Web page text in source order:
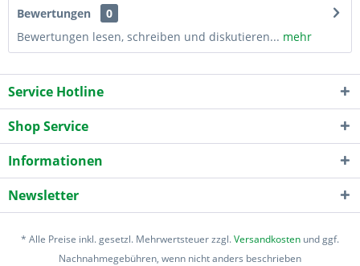
Bewertungen
0
Bewertungen lesen, schreiben und diskutieren... mehr
Service Hotline
Shop Service
Informationen
Newsletter
* Alle Preise inkl. gesetzl. Mehrwertsteuer zzgl.Versandkosten und ggf.
Nachnahmegebühren, wenn nicht anders beschrieben